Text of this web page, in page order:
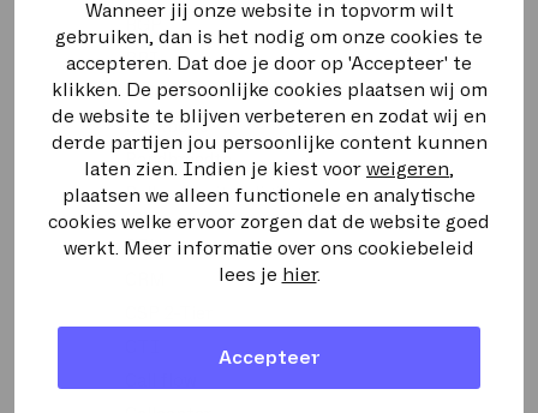
Wanneer jij onze website in topvorm wilt
gebruiken, dan is het nodig om onze cookies te
accepteren. Dat doe je door op 'Accepteer' te
klikken. De persoonlijke cookies plaatsen wij om
de website te blijven verbeteren en zodat wij en
derde partijen jou persoonlijke content kunnen
laten zien. Indien je kiest voor weigeren
plaatsen we alleen functionele en analytische
cookies welke ervoor zorgen dat de website goed
werkt. Meer informatie over ons cookiebeleid
lees je hier.
Accepteer
H
I
K
L
M
N
O
BRI
BUMA STEMRA
Backbone
Bandbreedte
Bellen op uitnodiging
CPU